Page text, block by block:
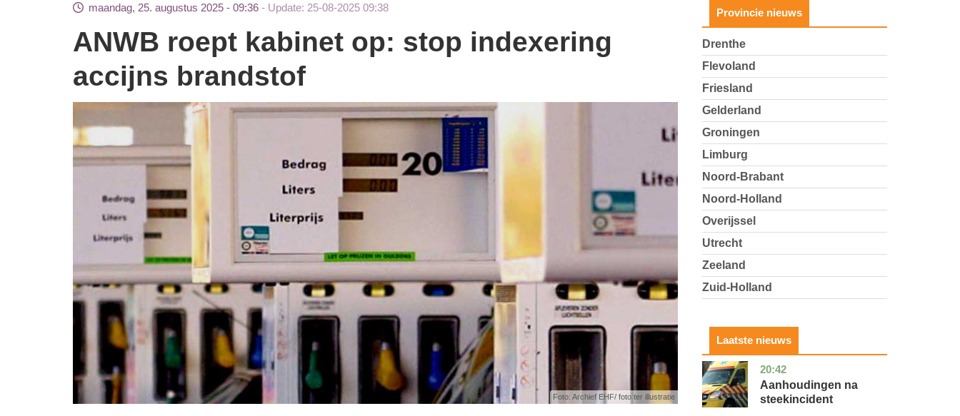
maandag, 25. augustus 2025 - 09:36 Update: 25-08-2025 09:38
ANWB roept kabinet op: stop indexering
accijns brandstof
Foto: Archief EHF/ foto ter illustratie
Provincie nieuws
Drenthe
Flevoland
Friesland
Gelderland
Groningen
Limburg
Noord-Brabant
Noord-Holland
Overijssel
Utrecht
Zeeland
Zuid-Holland
Laatste nieuws
20:42
utrecht
nieuws
Aanhoudingen na
steekincident